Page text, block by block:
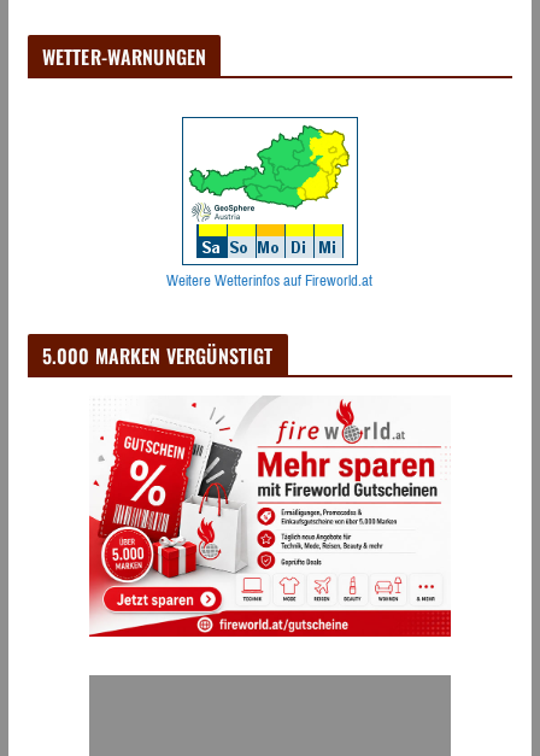
WETTER-WARNUNGEN
Weitere Wetterinfos auf Fireworld.at
5.000 MARKEN VERGÜNSTIGT